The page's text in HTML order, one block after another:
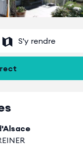
S'y rendre